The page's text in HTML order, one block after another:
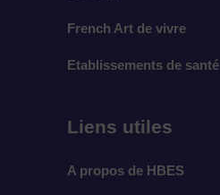
French Art de vivre
Etablissements de santé
Liens utiles
A propos de HBES